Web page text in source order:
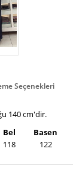
Seçenekleri
140 cm'dir.
Bel Basen
118 122